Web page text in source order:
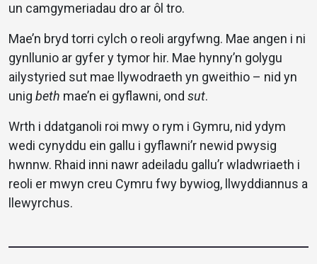
un camgymeriadau dro ar ôl tro.
Mae’n bryd torri cylch o reoli argyfwng. Mae angen i ni
gynllunio ar gyfer y tymor hir. Mae hynny’n golygu
ailystyried sut mae llywodraeth yn gweithio – nid yn
unig beth mae’n ei gyflawni, ond sut.
Wrth i ddatganoli roi mwy o rym i Gymru, nid ydym
wedi cynyddu ein gallu i gyflawni’r newid pwysig
hwnnw. Rhaid inni nawr adeiladu gallu’r wladwriaeth i
reoli er mwyn creu Cymru fwy bywiog, llwyddiannus a
llewyrchus.